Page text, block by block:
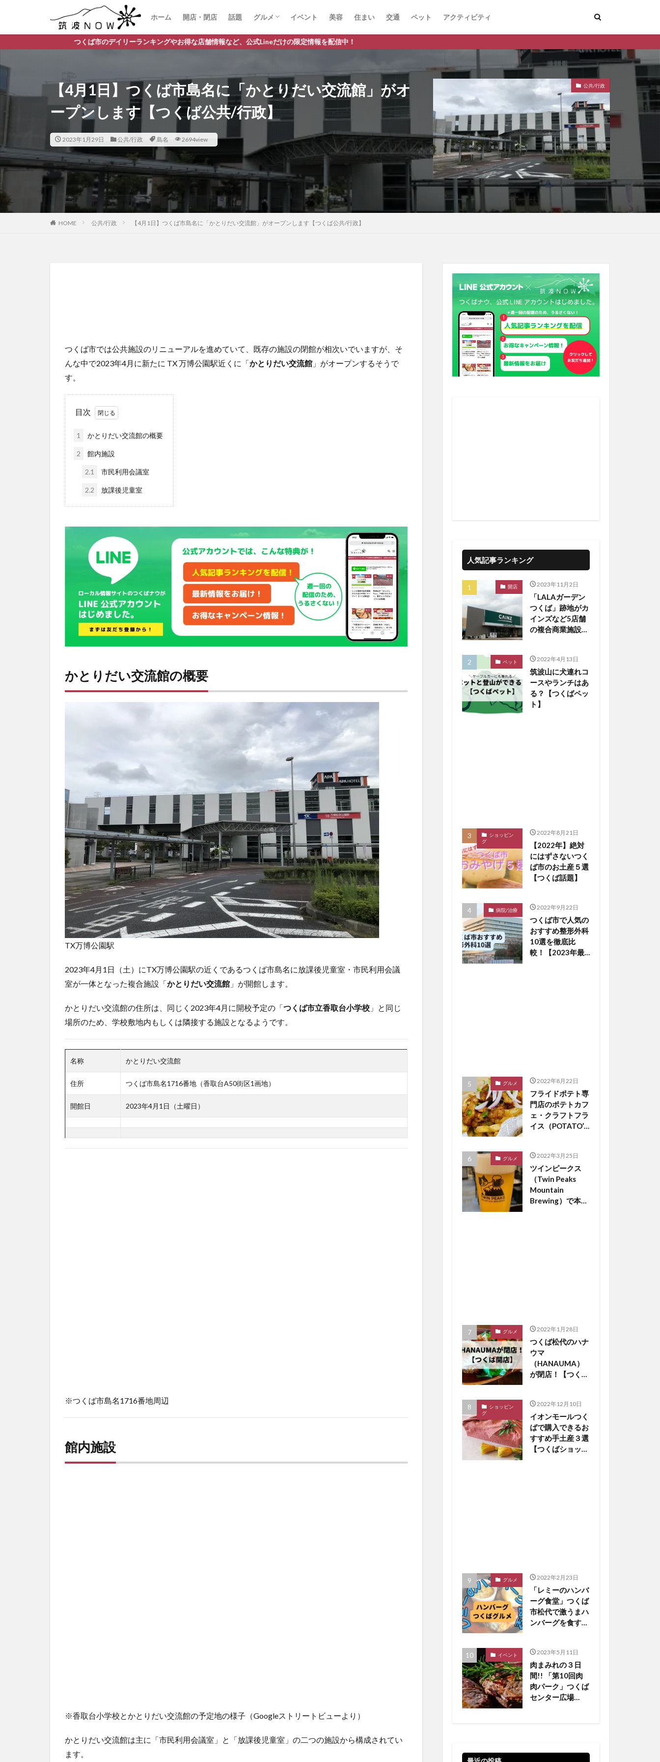
ホーム 開店・閉店 話題 グルメ
ラーメン
ランチ
カフェ
パスタ
イベント 美容 住まい 交通 ペット アクティビティ
つくば市のデイリーランキングやお得な店舗情報など、公式Lineだけの限定情報を配信中！
【4月1日】つくば市島名に「かとりだい交流館」がオ
ープンします【つくば公共/行政】
2023年1月29日 公共/行政 島名 2694view
公共/行政
HOME 公共/行政 【4月1日】つくば市島名に「かとりだい交流館」がオープンします【つくば公共/行政】
つくば市では公共施設のリニューアルを進めていて、既存の施設の閉館が相次いでいますが、そ
んな中で2023年4月に新たに TX 万博公園駅近くに「かとりだい交流館 」がオープンするそうで
す。
目次
1 かとりだい交流館の概要
2 館内施設
2.1 市民利用会議室
2.2 放課後児童室
かとりだい交流館の概要
TX万博公園駅
2023年4月1日（土）にTX万博公園駅の近くであるつくば市島名に放課後児童室・市民利用会議
室が一体となった複合施設「かとりだい交流館 」が開館します。
かとりだい交流館の住所は、同じく2023年4月に開校予定の「つくば市立香取台小学校 」と同じ
場所のため、学校敷地内もしくは隣接する施設となるようです。
名称 かとりだい交流館
住所 つくば市島名1716番地（香取台A50街区1画地）
開館日 2023年4月1日（土曜日）
※つくば市島名1716番地周辺
館内施設
※香取台小学校とかとりだい交流館の予定地の様子（Googleストリートビューより）
かとりだい交流館は主に「市民利用会議室」と「放課後児童室」の二つの施設から構成されてい
ます。
人気記事ランキング
開店 2023年11月2日
「LALAガーデン
つくば」跡地がカ
インズなど5店舗
の複合商業施設に
ペット 2022年4月13日
筑波山に犬連れコ
ースやランチはあ
る？【つくばペッ
ト】
ショッピン
グ
2022年8月21日
【2022年】絶対
にはずさないつく
ば市のお土産５選
【つくば話題】
病院/治療 2022年9月22日
つくば市で人気の
おすすめ整形外科
10選を徹底比
較！【2023年最
グルメ 2022年8月22日
フライドポテト専
門店のポテトカフ
ェ・クラフトフラ
イス（POTATO’S
くば市松代にオー
プン【つくば開
店】
グルメ 2022年3月25日
ツインピークス
（Twin Peaks
Mountain
Brewing）で本場
グルメ 2022年1月28日
つくば松代のハナ
ウマ
（HANAUMA）
が閉店！【つくば
ショッピン
グ
2022年12月10日
イオンモールつく
ばで購入できるお
すすめ手土産３選
【つくばショッピ
グルメ 2022年2月23日
「レミーのハンバ
ーグ食堂」つくば
市松代で激うまハ
ンバーグを食す
イベント 2023年5月11日
肉まみれの３日
間!! 「第10回肉
肉パーク」つくば
センター広場